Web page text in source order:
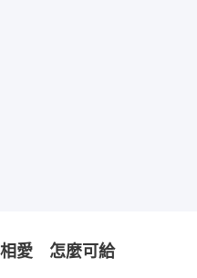
愛 怎麼可給